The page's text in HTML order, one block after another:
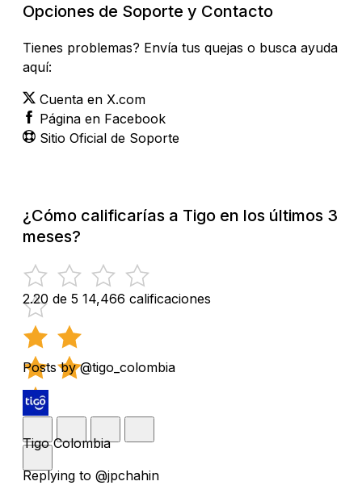
Opciones de Soporte y Contacto
Tienes problemas? Envía tus quejas o busca ayuda
aquí:
Cuenta en X.com
Página en Facebook
Sitio Oficial de Soporte
¿Cómo calificarías a Tigo en los últimos 3
meses?
2.20 de 5 14,466 calificaciones
Posts by @tigo_colombia
Tigo Colombia
Replying to @jpchahin